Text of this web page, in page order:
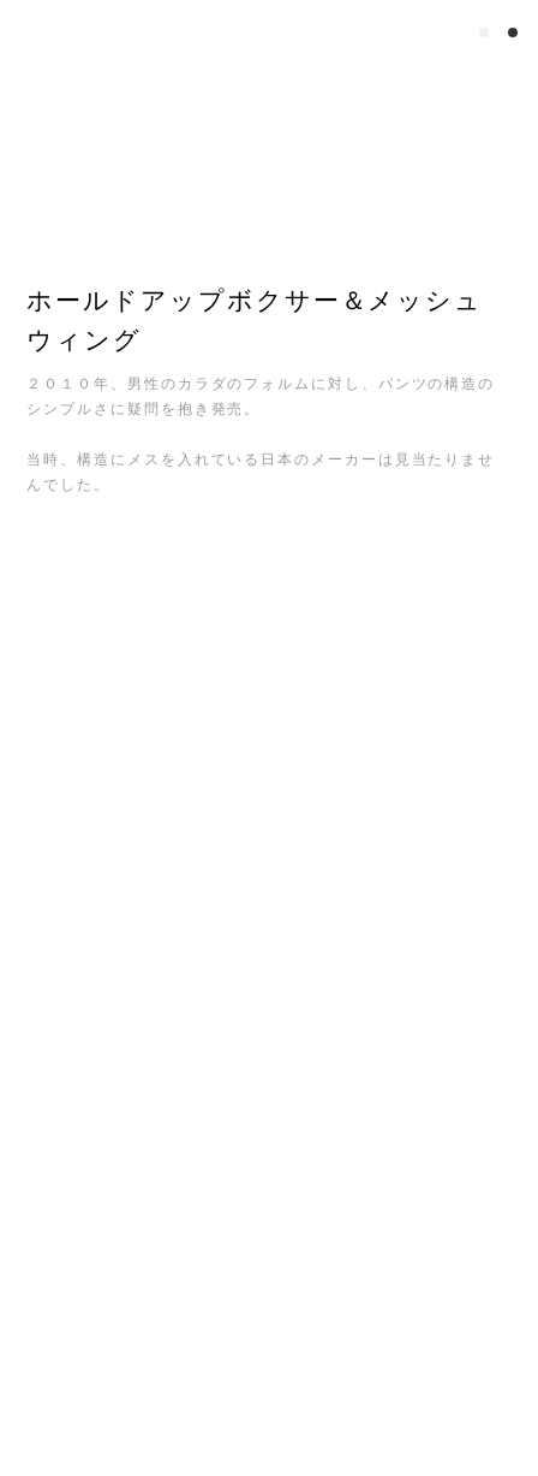
ホールドアップボクサー＆メッシュ
ウィング
２０１０年、男性のカラダのフォルムに対し、パンツの構造の
シンプルさに疑問を抱き発売。
当時、構造にメスを入れている日本のメーカーは見当たりませ
んでした。